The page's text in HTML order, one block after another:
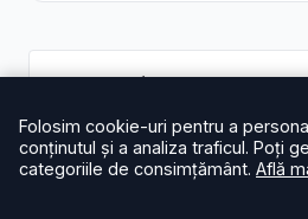
Livrare Flori Tarcesti -
În cât timp livrați în Tarcesti?
De regulă în aceeași zi (2–4
plasate în intervalul programului.
Folosim cookie-uri pentru a
conținutul și a analiza traficul. Poți
categoriile de consimțământ. Află